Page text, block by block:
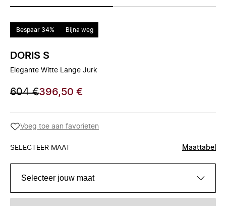
Bespaar 34% Bijna weg
DORIS S
Elegante Witte Lange Jurk
604 €396,50 €
Voeg toe aan favorieten
SELECTEER MAAT Maattabel
Selecteer jouw maat